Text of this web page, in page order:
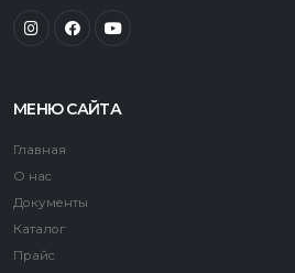
МЕНЮ САЙТА
Главная
О нас
Документы
Каталог
Прайс